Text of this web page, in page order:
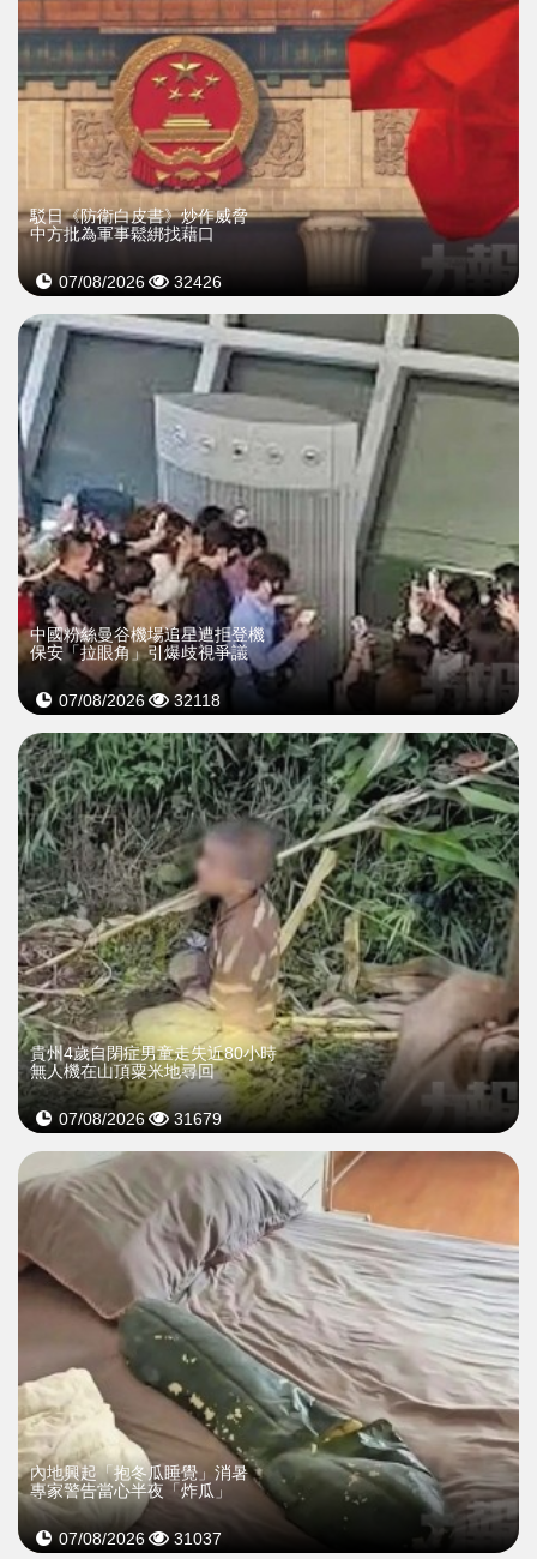
駁日《防衛白皮書》炒作威脅
中方批為軍事鬆綁找藉口
07/08/2026 32426
中國粉絲曼谷機場追星遭拒登機
保安「拉眼角」引爆歧視爭議
07/08/2026 32118
貴州4歲自閉症男童走失近80小時
無人機在山頂粟米地尋回
07/08/2026 31679
內地興起「抱冬瓜睡覺」消暑
專家警告當心半夜「炸瓜」
07/08/2026 31037